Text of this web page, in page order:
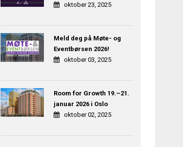
oktober 23, 2025
Meld deg på Møte- og
Eventbørsen 2026!
oktober 03, 2025
Room for Growth 19.–21.
januar 2026 i Oslo
oktober 02, 2025